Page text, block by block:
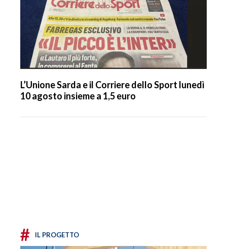
L’Unione Sarda e il Corriere dello Sport lunedì
10 agosto insieme a 1,5 euro
# IL PROGETTO